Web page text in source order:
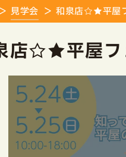
見学会 和泉店☆★平屋
店☆★平屋